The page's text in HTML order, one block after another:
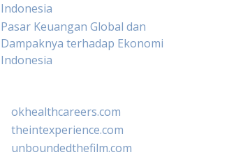
Indonesia
Pasar Keuangan Global dan
Dampaknya terhadap Ekonomi
Indonesia
okhealthcareers.com
theintexperience.com
unboundedthefilm.com